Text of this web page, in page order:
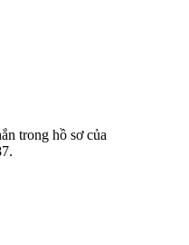
trong hồ sơ của